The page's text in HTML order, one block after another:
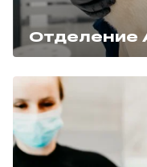
Отделение